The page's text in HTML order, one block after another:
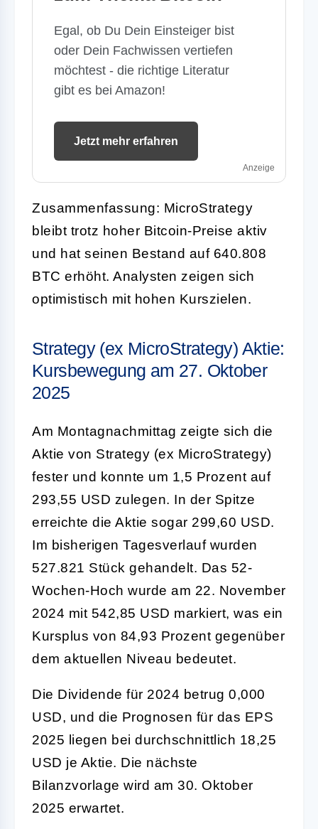
Egal, ob Du Dein Einsteiger bist
oder Dein Fachwissen vertiefen
möchtest - die richtige Literatur
gibt es bei Amazon!
Jetzt mehr erfahren
Anzeige
Zusammenfassung: MicroStrategy
bleibt trotz hoher Bitcoin-Preise aktiv
und hat seinen Bestand auf 640.808
BTC erhöht. Analysten zeigen sich
optimistisch mit hohen Kurszielen.
Strategy (ex MicroStrategy) Aktie:
Kursbewegung am 27. Oktober
2025
Am Montagnachmittag zeigte sich die
Aktie von Strategy (ex MicroStrategy)
fester und konnte um 1,5 Prozent auf
293,55 USD zulegen. In der Spitze
erreichte die Aktie sogar 299,60 USD.
Im bisherigen Tagesverlauf wurden
527.821 Stück gehandelt. Das 52-
Wochen-Hoch wurde am 22. November
2024 mit 542,85 USD markiert, was ein
Kursplus von 84,93 Prozent gegenüber
dem aktuellen Niveau bedeutet.
Die Dividende für 2024 betrug 0,000
USD, und die Prognosen für das EPS
2025 liegen bei durchschnittlich 18,25
USD je Aktie. Die nächste
Bilanzvorlage wird am 30. Oktober
2025 erwartet.